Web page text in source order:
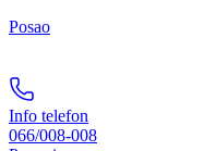
Posao
Info telefon
066/008-008